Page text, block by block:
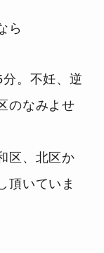
ら
。不妊、逆
のなみよせ
区、北区か
頂いていま